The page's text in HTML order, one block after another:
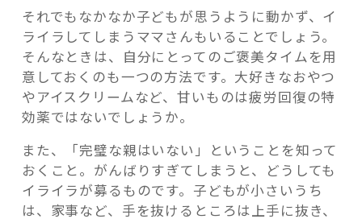
それでもなかなか子どもが思うように動かず、イ
ライラしてしまうママさんもいることでしょう。
そんなときは、自分にとってのご褒美タイムを用
意しておくのも一つの方法です。大好きなおやつ
やアイスクリームなど、甘いものは疲労回復の特
効薬ではないでしょうか。
また、「完璧な親はいない」ということを知って
おくこと。がんばりすぎてしまうと、どうしても
イライラが募るものです。子どもが小さいうち
は、家事など、手を抜けるところは上手に抜き、